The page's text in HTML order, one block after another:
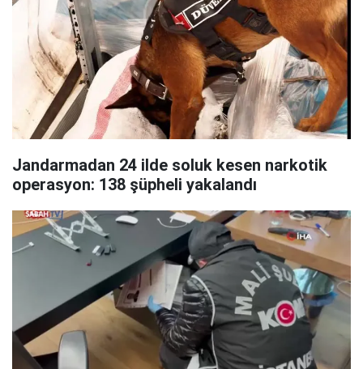
Jandarmadan 24 ilde soluk kesen narkotik
operasyon: 138 şüpheli yakalandı